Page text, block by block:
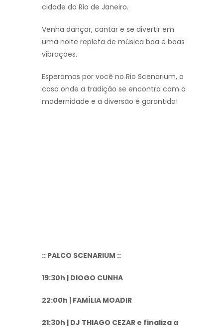
cidade do Rio de Janeiro.
Venha dançar, cantar e se divertir em
uma noite repleta de música boa e boas
vibrações.
Esperamos por você no Rio Scenarium, a
casa onde a tradição se encontra com a
modernidade e a diversão é garantida!
:: PALCO SCENARIUM ::
19:30h | DIOGO CUNHA
22:00h | FAMÍLIA MOADIR
21:30h | DJ THIAGO CEZAR e finaliza a